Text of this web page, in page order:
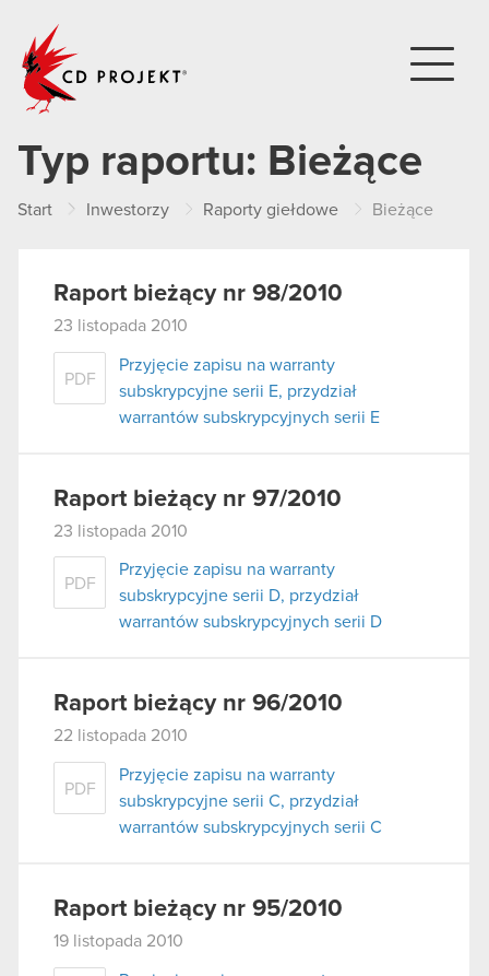
Typ raportu: Bieżące
Start Inwestorzy Raporty giełdowe Bieżące
Raport bieżący nr 98/2010
23 listopada 2010
PDF
Przyjęcie zapisu na warranty
subskrypcyjne serii E, przydział
warrantów subskrypcyjnych serii E
Raport bieżący nr 97/2010
23 listopada 2010
PDF
Przyjęcie zapisu na warranty
subskrypcyjne serii D, przydział
warrantów subskrypcyjnych serii D
Raport bieżący nr 96/2010
22 listopada 2010
PDF
Przyjęcie zapisu na warranty
subskrypcyjne serii C, przydział
warrantów subskrypcyjnych serii C
Raport bieżący nr 95/2010
19 listopada 2010